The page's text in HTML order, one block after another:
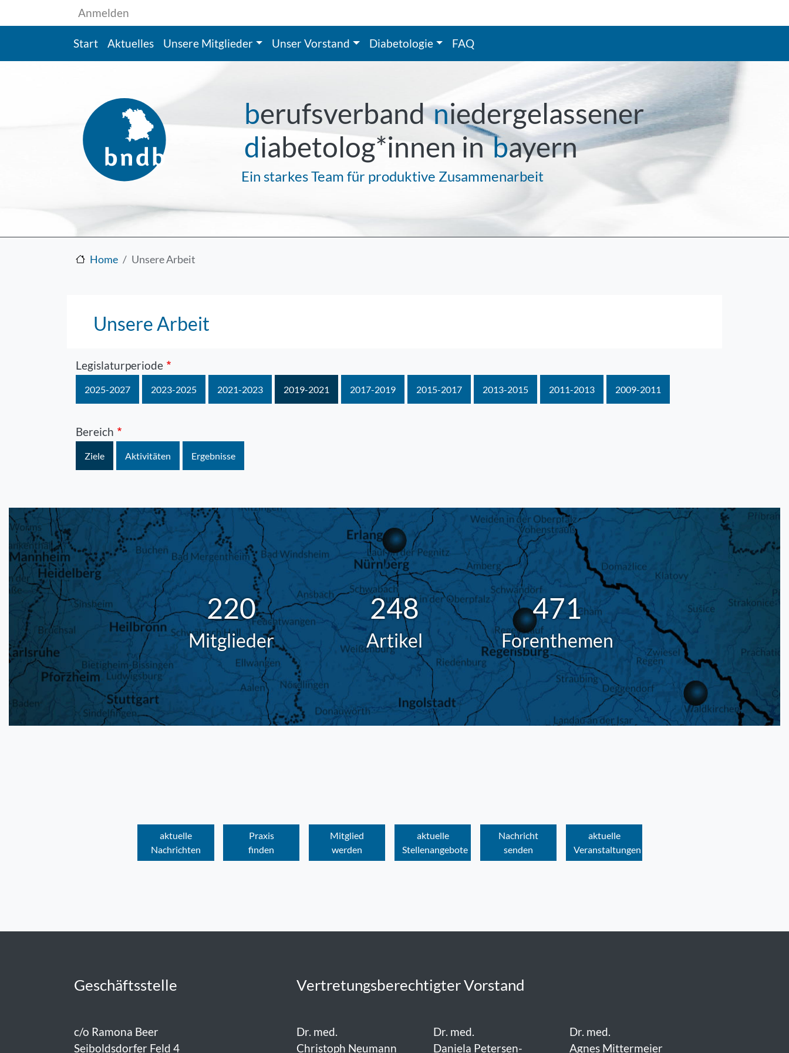
Direkt zum InhaltBenutzermenü
Anmelden
Hauptnavigation
Start Aktuelles Unsere Mitglieder Unser Vorstand Diabetologie FAQ
berufsverbandniedergelassener
diabetolog*innen inbayern
Ein starkes Team für produktive Zusammenarbeit
Home Unsere Arbeit
Unsere Arbeit
Legislaturperiode
2025-2027 2023-2025 2021-2023 2019-2021 2017-2019 2015-2017 2013-2015 2011-2013 2009-2011
Bereich
Ziele Aktivitäten Ergebnisse
220
Mitglieder
248
Artikel
471
Forenthemen
aktuelle
Nachrichten
Praxis
finden
Mitglied
werden
aktuelle
Stellenangebote
Nachricht
senden
aktuelle
Veranstaltungen
Geschäftsstelle
c/o Ramona Beer
Seiboldsdorfer Feld 4
Vertretungsberechtigter Vorstand
Dr. med.
Christoph Neumann
Dr. med.
Daniela Petersen-
Dr. med.
Agnes Mittermeier